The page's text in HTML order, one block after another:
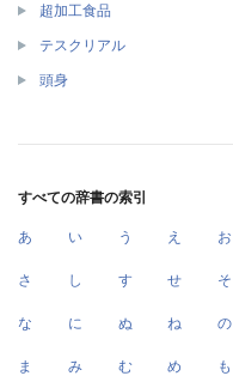
超加工食品
テスクリアル
頭身
すべての辞書の索引
あ い う え お
さ し す せ そ
な に ぬ ね の
ま み む め も